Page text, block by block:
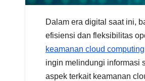
Dalam era digital saat ini,
efisiensi dan fleksibilitas
keamanan cloud computing
ingin melindungi informasi
aspek terkait keamanan